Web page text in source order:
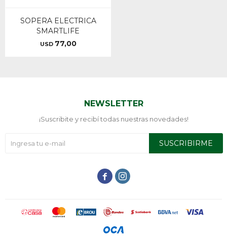
SOPERA ELECTRICA
SMARTLIFE
USD 77,00
NEWSLETTER
¡Suscribite y recibí todas nuestras novedades!
SUSCRIBIRME
 